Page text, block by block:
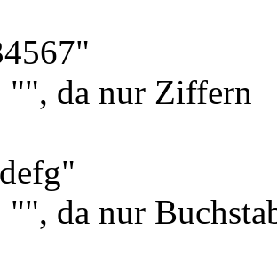
"", da nur Ziffern
da nur